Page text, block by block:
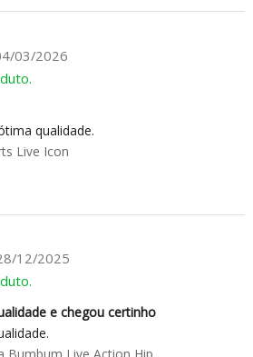
03/2026
qualidade.
Live Icon
12/2025
e chegou certinho